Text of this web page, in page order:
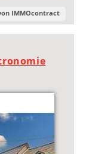
IMMOcontract